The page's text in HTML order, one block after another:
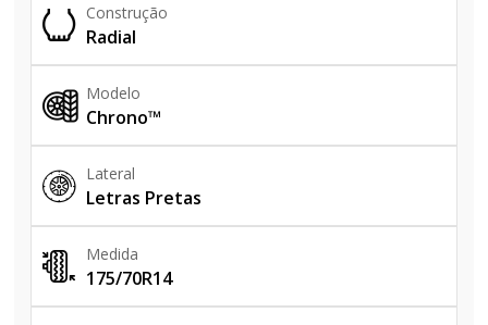
Construção
Radial
Modelo
Chrono™
Lateral
Letras Pretas
Medida
175/70R14